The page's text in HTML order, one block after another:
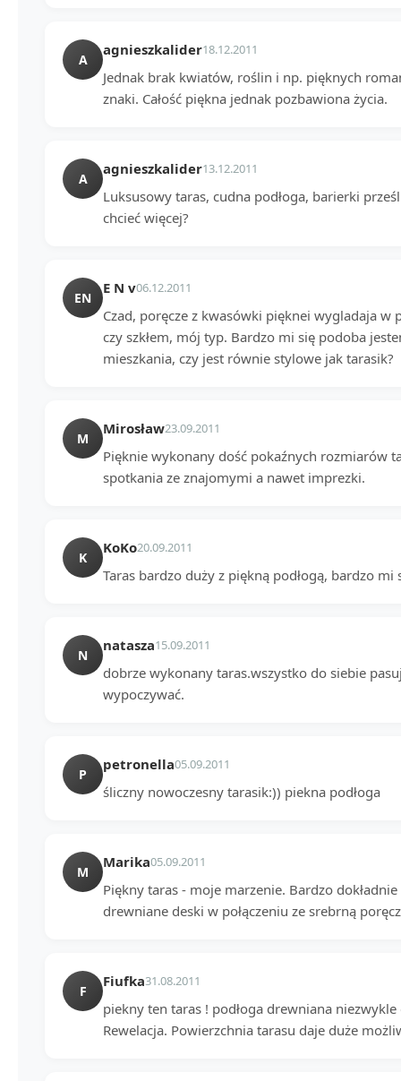
A
agnieszkalider18.12.2011
Jednak brak kwiatów, roślin i np. pięknych
znaki. Całość piękna jednak pozbawiona życia.
A
agnieszkalider13.12.2011
Luksusowy taras, cudna podłoga, barierki
chcieć więcej?
EN
E N v06.12.2011
Czad, poręcze z kwasówki pięknei wygladaja w
czy szkłem, mój typ. Bardzo mi się podoba
mieszkania, czy jest równie stylowe jak tarasik?
M
Mirosław23.09.2011
Pięknie wykonany dość pokaźnych rozmiarów
spotkania ze znajomymi a nawet imprezki.
K
KoKo20.09.2011
Taras bardzo duży z piękną podłogą, bardzo mi
N
natasza15.09.2011
dobrze wykonany taras.wszystko do siebie
wypoczywać.
P
petronella05.09.2011
śliczny nowoczesny tarasik:)) piekna podłoga
M
Marika05.09.2011
Piękny taras - moje marzenie. Bardzo
drewniane deski w połączeniu ze srebrną
F
Fiufka31.08.2011
piekny ten taras ! podłoga drewniana
Rewelacja. Powierzchnia tarasu daje duże